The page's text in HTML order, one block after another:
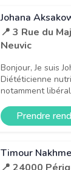
Johana
📍 3 Rue du
Neuvic
Bonjour, Je suis
Diététicienne
notamment
Prendre
Timour